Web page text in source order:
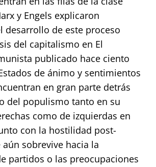
y Engels explicaron
desarrollo de este proceso
del capitalismo en El
publicado hace ciento
de ánimo y sentimientos
en gran parte detrás
del populismo tanto en su
como de izquierdas en
con la hostilidad post-
sobrevive hacia la
partidos o las preocupaciones